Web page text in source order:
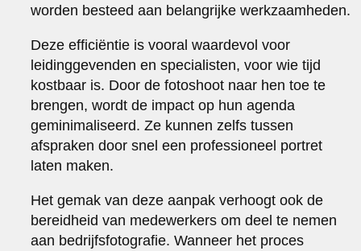
worden besteed aan belangrijke werkzaamheden.
Deze efficiëntie is vooral waardevol voor
leidinggevenden en specialisten, voor wie tijd
kostbaar is. Door de fotoshoot naar hen toe te
brengen, wordt de impact op hun agenda
geminimaliseerd. Ze kunnen zelfs tussen
afspraken door snel een professioneel portret
laten maken.
Het gemak van deze aanpak verhoogt ook de
bereidheid van medewerkers om deel te nemen
aan bedrijfsfotografie. Wanneer het proces